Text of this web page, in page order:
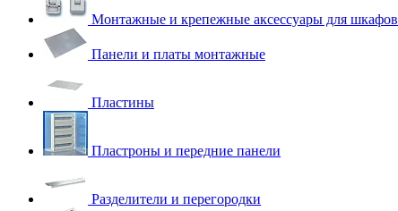
Монтажные и крепежные аксессуары для шкафов
Панели и платы монтажные
Пластины
Пластроны и передние панели
Разделители и перегородки